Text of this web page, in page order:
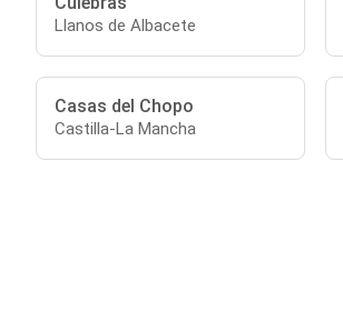
Llanos de Albacete
Casas del Chopo
Castilla-La Mancha